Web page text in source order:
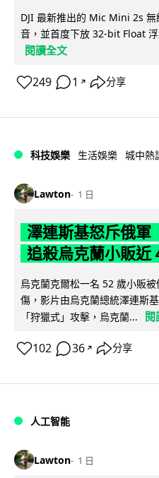
DJI 最新推出的 Mic Mini 2s
音，並首度下放 32-bit Float
閱讀全文
249 1 ↗ 分享
科技娛樂 生活娛樂 城中熱
Lawton 1 日
澤連斯基怒斥俄軍
追殺烏克蘭小販近
烏克蘭克爾松一名 52 歲小販
傷，影片由烏克蘭總統澤連斯
「狩獵式」攻擊，烏克蘭...
102 36 ↗ 分享
人工智能
Lawton 1 日